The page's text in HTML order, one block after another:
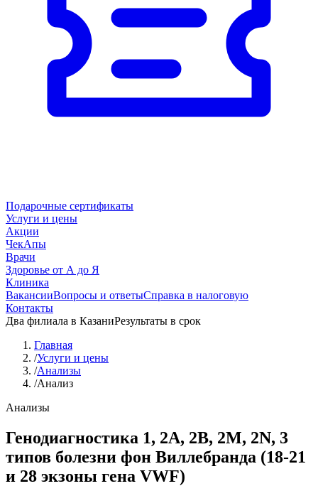
Подарочные сертификаты
Услуги и цены
Акции
ЧекАпы
Врачи
Здоровье от А до Я
Клиника
ВакансииВопросы и ответыСправка в налоговую
Контакты
Два филиала в КазаниРезультаты в срок
Главная
/Услуги и цены
/Анализы
/Анализ
Анализы
Генодиагностика 1, 2А, 2В, 2М, 2N, 3
типов болезни фон Виллебранда (18-21
и 28 экзоны гена VWF)